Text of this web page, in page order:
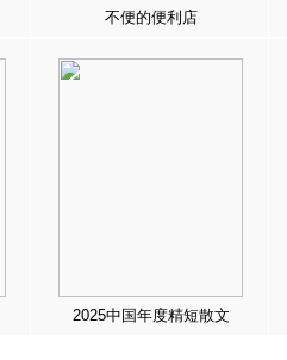
不便的便利店
2025中国年度精短散文